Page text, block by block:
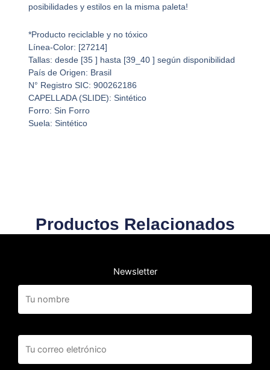
posibilidades y estilos en la misma paleta!
*Producto reciclable y no tóxico
Línea-Color: [27214]
Tallas: desde [35 ] hasta [39_40 ] según disponibilidad
País de Origen: Brasil
N° Registro SIC: 900262186
CAPELLADA (SLIDE): Sintético
Forro: Sin Forro
Suela: Sintético
Productos Relacionados
Newsletter